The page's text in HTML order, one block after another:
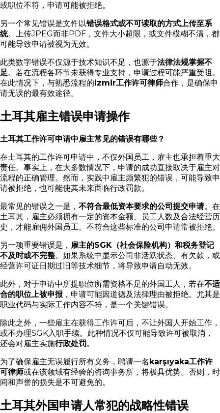
或职位不符，申请可能被拒绝。
另一个常见错误是文件以错误格式或不可读取的方式上传至系
统。上传JPEG而非PDF，文件大小超限，或文件模糊不清，都
可能导致申请被视为无效。
此类数字错误不仅源于技术知识不足，也源于法律法规掌握不
足。若在流程各环节未获得专业支持，申请过程可能严重受阻。
在此情况下，与熟悉流程的izmir工作许可律师合作，是确保申
请无误的最有效途径。
土耳其雇主错误申请操作
土耳其工作许可申请中雇主常见的错误有哪些？
在土耳其的工作许可申请中，不仅外国员工，雇主也承担着重大
责任。事实上，在大多数情况下，申请的成功直接取决于雇主对
流程的正确管理。然而，实践中雇主频繁犯的错误，可能导致申
请被拒绝，也可能使其未来面临行政罚款。
最常见的错误之一是， 不符合最低资本要求的公司提交申请。在
土耳其，雇主必须拥有一定的资本金额、员工人数及合法经营历
史，才能雇佣外国员工。不符合这些标准的公司申请常被拒绝。
另一项重要错误是， 雇主的SGK（社会保险机构）和税务登记
不及时或不完整。如果系统中显示公司非活跃状态、有欠款，或
经营许可证日期过旧等技术细节，将导致申请自动无效。
此外，对于申请中所提职位所需资格不足的外国工人，若在不适
合的职位上被申报 ，申请可能因道德及法律理由被拒绝。尤其是
职业代码与实际工作内容不符，是一个关键错误。
除此之外，一些雇主在获得工作许可后，不让外国人开始工作，
或不办理SGK入职手续。此种情况不仅可能导致许可被取消，
还会对雇主实施行政处罚。
为了确保雇主无误履行所有义务，聘请一名karşıyaka工作许
可律师或在该领域有经验的咨询事务所，将极具优势。否则，时
间和声誉的损失是不可避免的。
土耳其外国申请人常犯的战略性错误